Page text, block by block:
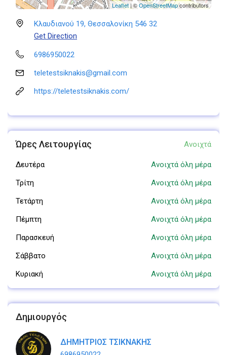
Leaflet| ©OpenStreetMapcontributors
Κλαυδιανού 19, Θεσσαλονίκη 546 32
Get Direction
6986950022
teletestsiknakis@gmail.com
https://teletestsiknakis.com/
Ώρες Λειτουργίας Ανοιχτά
Δευτέρα
Ανοιχτά όλη μέρα
Τρίτη
Ανοιχτά όλη μέρα
Τετάρτη
Ανοιχτά όλη μέρα
Πέμπτη
Ανοιχτά όλη μέρα
Παρασκευή
Ανοιχτά όλη μέρα
Σάββατο
Ανοιχτά όλη μέρα
Κυριακή
Ανοιχτά όλη μέρα
Δημιουργός
ΔΗΜΗΤΡΙΟΣ ΤΣΙΚΝΑΚΗΣ